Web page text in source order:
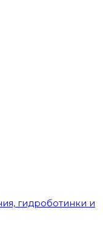
гидроботинки и